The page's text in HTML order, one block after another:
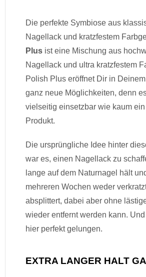
Die perfekte Symbiose aus
Nagellack und kratzfestem
Plus ist eine Mischung aus
Nagellack und ultra kratzfestem
Polish Plus eröffnet Dir in
ganz neue Möglichkeiten, denn
vielseitig einsetzbar wie kaum
Produkt.
Die ursprüngliche Idee hinter
war es, einen Nagellack zu
lange auf dem Naturnagel hält
mehreren Wochen weder
absplittert, dabei aber ohne
wieder entfernt werden kann.
hier perfekt gelungen.
EXTRA LANGER HALT